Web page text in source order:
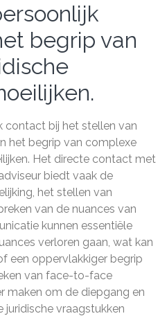
begrip van
contact bij het stellen van
het begrip van complexe
Het directe contact met
biedt vaak de
het stellen van
van de nuances van
kunnen essentiële
verloren gaan, wat kan
een oppervlakkiger begrip
van face-to-face
maken om de diepgang en
vraagstukken